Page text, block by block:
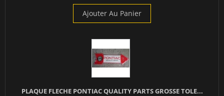
Ajouter Au Panier
PLAQUE FLECHE PONTIAC QUALITY PARTS GROSSE TOLE...